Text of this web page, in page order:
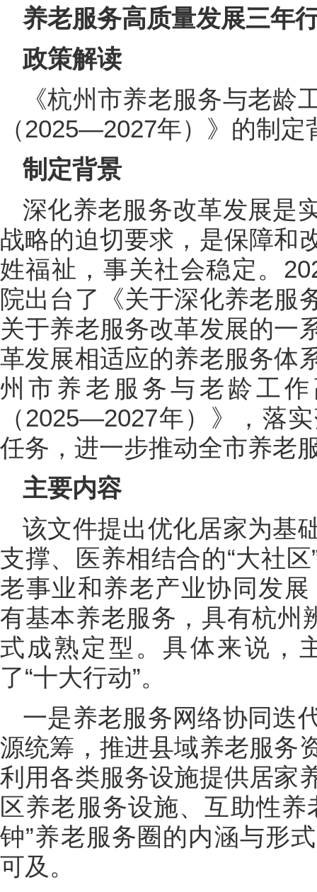
养老服务高质量发展三年
政策解读
《杭州市养老服务与老龄
（2025—2027年）》的制
制定背景
深化养老服务改革发展是
战略的迫切要求，是保障和
姓福祉，事关社会稳定。
院出台了《关于深化养老服
关于养老服务改革发展的一
革发展相适应的养老服务体
州市养老服务与老龄工
（2025—2027年）》，落
任务，进一步推动全市养老
主要内容
该文件提出优化居家为基
支撑、医养相结合的“大社
老事业和养老产业协同发
有基本养老服务，具有杭州
式成熟定型。具体来说，
了“十大行动”。
一是养老服务网络协同迭
源统筹，推进县域养老服务
利用各类服务设施提供居家
区养老服务设施、互助性
钟”养老服务圈的内涵与形
可及。